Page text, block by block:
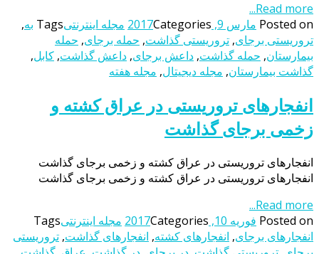
Read more...
Posted on مارس 9, 2017 Categories مجله اینترنتیTags به,
تروریستی برجای, تروریستی گذاشت, حمله برجای, حمله
بیمارستان, حمله گذاشت, داعش برجای, داعش گذاشت, کابل,
گذاشت بیمارستان, مجله دیجیتال, مجله هفته
انفجارهای تروریستی در عراق کشته و
زخمی برجای گذاشت
انفجارهای تروریستی در عراق کشته و زخمی برجای گذاشت
انفجارهای تروریستی در عراق کشته و زخمی برجای گذاشت
Read more...
Posted on فوریه 10, 2017 Categories مجله اینترنتیTags
انفجارهای برجای, انفجارهای کشته, انفجارهای گذاشت, تروریستی